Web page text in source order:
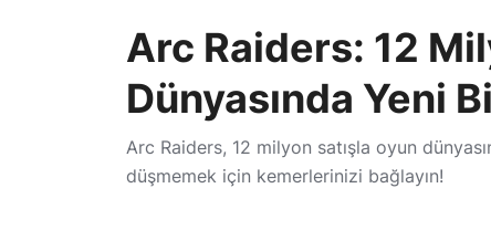
Arc Raiders: 12
Dünyasında Yeni
Arc Raiders, 12 milyon satışla oyun
düşmemek için kemerlerinizi bağlayın!